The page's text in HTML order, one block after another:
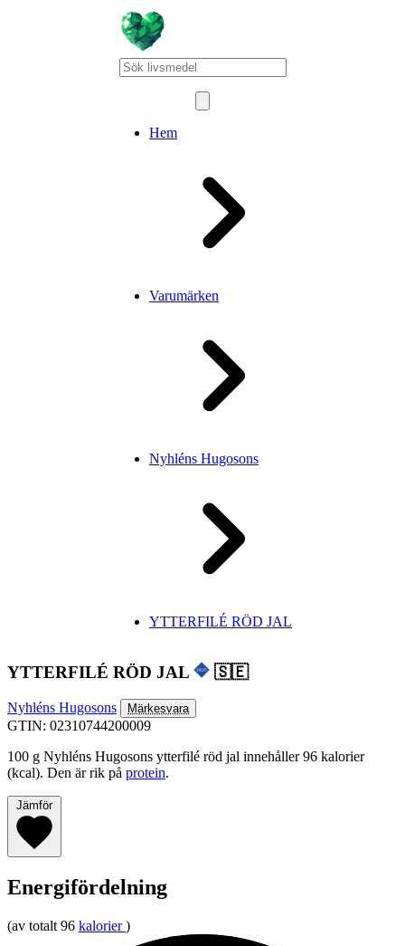
Hem
Varumärken
Nyhléns Hugosons
YTTERFILÉ RÖD JAL
YTTERFILÉ RÖD JAL 🇸🇪
Nyhléns Hugosons Märkesvara
GTIN: 02310744200009
100 g Nyhléns Hugosons ytterfilé röd jal innehåller 96 kalorier
(kcal). Den är rik på protein.
Jämför
Energifördelning
(av totalt 96 kalorier )